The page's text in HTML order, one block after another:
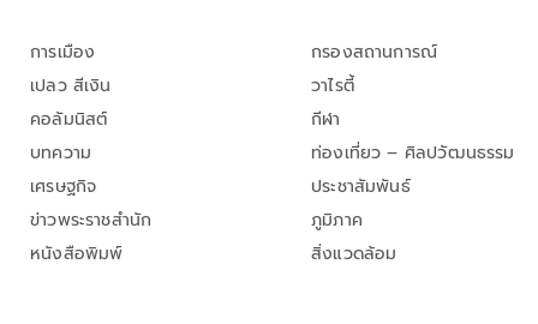
การเมือง
เปลว สีเงิน
คอลัมนิสต์
บทความ
เศรษฐกิจ
ข่าวพระราชสำนัก
หนังสือพิมพ์
กรองสถานการณ์
วาไรตี้
กีฬา
ท่องเที่ยว – ศิลปวัฒนธรรม
ประชาสัมพันธ์
ภูมิภาค
สิ่งแวดล้อม